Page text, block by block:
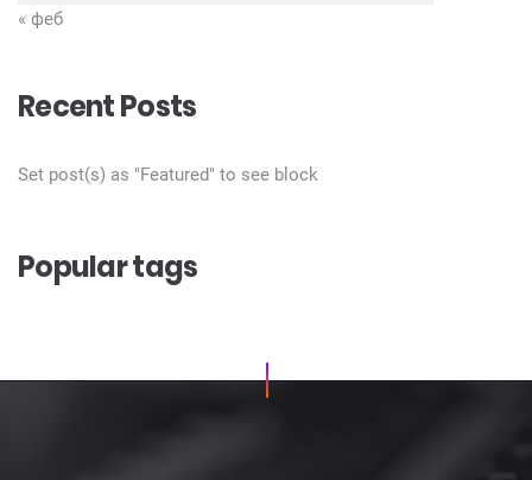
« феб
Recent Posts
Set post(s) as "Featured" to see block
Popular tags